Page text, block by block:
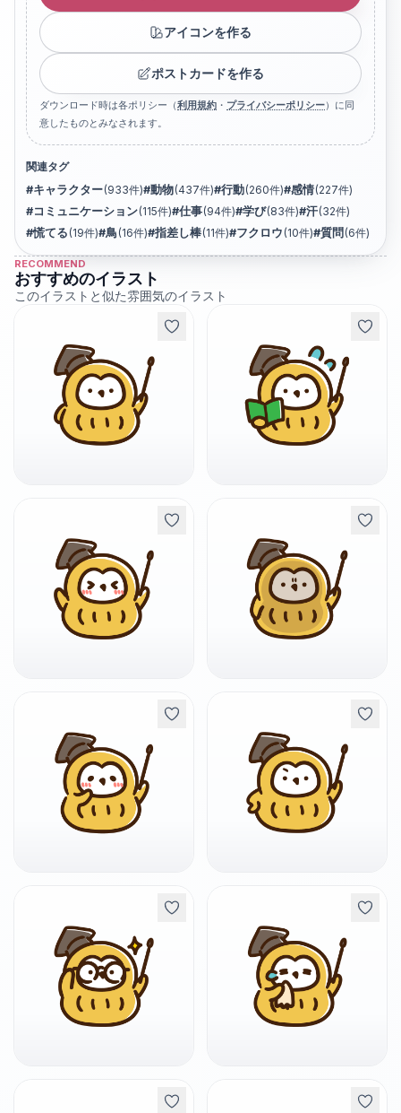
アイコンを作る
ポストカードを作る
ダウンロード時は各ポリシー（利用規約 ・ プライバシーポリシー）に同
意したものとみなされます。
関連タグ
#キャラクター(933件)#動物(437件)#行動(260件)#感情(227件)
#コミュニケーション(115件)#仕事(94件)#学び(83件)#汗(32件)
#慌てる (19件)#鳥 (16件)#指差し棒(11件)#フクロウ (10件)#質問 (6件)
RECOMMEND
おすすめのイラスト
このイラストと似た雰囲気のイラスト